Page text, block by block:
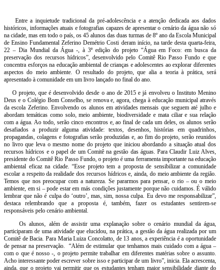
Entre a inquietude tradicional da pré-adolescência e a atenção dedicada aos dados
históricos, informações atuais e fotografias capazes de apresentar o cenário da água não só
na cidade, mas em todo o país, os 45 alunos das duas turmas de 8º ano da Escola Municipal
de Ensino Fundamental Zeferino Demétrio Costi deram início, na tarde desta quarta-feira,
22 – Dia Mundial da Água -, à 3ª edição do projeto “Água em Foco: em busca da
preservação dos recursos hídricos”, desenvolvido pelo Comitê Rio Passo Fundo e que
concentra esforços na educação ambiental de crianças e adolescentes ao explorar diferentes
aspectos do meio ambiente. O resultado do projeto, que alia a teoria à prática, será
apresentado à comunidade em um livro lançado no final do ano.
O projeto, que é desenvolvido desde o ano de 2015 e já envolveu o Instituto Menino
Deus e o Colégio Bom Conselho, se renova e, agora, chega à educação municipal através
da escola Zeferino. Envolvendo os alunos em atividades mensais que seguem até julho e
abordam temáticas como solo, meio ambiente, biodiversidade e mata ciliar e sua relação
com a água. Ao todo, serão cinco encontros e, ao final de cada um deles, os alunos serão
desafiados a produzir alguma atividade: textos, desenhos, histórias em quadrinhos,
propagandas, colagens e fotografias serão produzidas e, ao fim do projeto, serão reunidos
no livro que leva o mesmo nome do projeto que iniciou abordando a situação atual dos
recursos hídricos e o papel de um Comitê na gestão das águas. Para Claudir Luiz Alves,
presidente do Comitê Rio Passo Fundo, o projeto é uma ferramenta importante na educação
ambiental eficaz na cidade. “Esse projeto tem a proposta de sensibilizar a comunidade
escolar a respeito da realidade dos recursos hídricos e, ainda, do meio ambiente da região.
Temos que nos preocupar com a natureza. Se pararmos para pensar, o rio – ou o meio
ambiente, em si – pode estar em más condições justamente porque não cuidamos. É válido
lembrar que não é culpa do ‘outro’, mas, sim, nossa culpa. Eu devo me responsabilizar”,
destaca relembrando que a proposta é, também, fazer os estudantes sentirem-se
responsáveis pelo cenário ambiental.
Os alunos, além de assistir uma explanação sobre o cenário mundial da água,
participaram de uma atividade que elucidou, na prática, a gestão da água realizada por um
Comitê de Bacia. Para Maria Luiza Concolatto, de 13 anos, a experiência é a oportunidade
de pensar na preservação. “Além de estimular que tenhamos mais cuidado com a água –
com o que é nosso -, o projeto permite trabalhar em diferentes matérias sobre o assunto.
Acho interessante poder escrever sobre isso e participar de um livro”, inicia. Ela acrescenta,
ainda, que o projeto vai permitir que os estudantes tenham maior sensibilidade diante do